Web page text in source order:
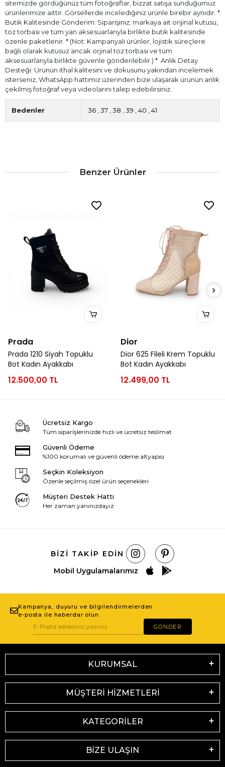
sitemizde gördüğünüz tüm fotoğraflar, bizzat satışa sunduğumuz
ürünlerimize aittir. Görsellerde incelediğiniz ürünle birebir aynıdır. *
Butik Kalitesinde Gönderim: Siparişiniz; markaya ait orijinal kutusu,
toz torbası ve tüm yan aksesuarlarıyla birlikte butik kalitesinde
özenle paketlenir. * (Not: Kampanyalı ürünler, lojistik süreçlere
bağlı olarak kutusuz ancak orjinal toz torbası ve tüm
aksesuarlarıyla birlikte güvenle gönderilebilir.) * ⁠ Anlık Detay
Desteği: Ürünün ithal kalitesini ve dokusunu yakından incelemek
isterseniz, WhatsApp hattımız üzerinden bize ulaşarak ürünün anlık
çekilmiş fotoğraf veya videolarını talep edebilirsiniz.
Bedenler 36 37 38 39 40 41
Benzer Ürünler
Prada
Prada 1210 Siyah Topuklu
Bot Kadın Ayakkabı
12.500,00 TL
Dior
Dior 625 Fileli Krem Topuklu
Bot Kadın Ayakkabı
12.499,00 TL
Ücretsiz Kargo
Tüm siparişlerinizde hızlı ve ücretsiz teslimat
Güvenli Ödeme
%100 korumalı ve güvenli ödeme altyapısı
Seçkin Koleksiyon
Özenle seçilmiş özel ürün seçenekleri
Müşteri Destek Hattı
Her zaman yanınızdayız
BIZI TAKIP EDIN
Mobil Uygulamalarımız
Kampanya, duyuru ve bilgilendirmelerden
e-posta ile haberdar olun.
GÖNDER
KURUMSAL
MÜŞTERİ HİZMETLERİ
KATEGORİLER
BİZE ULAŞIN